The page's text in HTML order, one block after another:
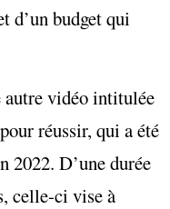
d’un budget qui
autre vidéo intitulée
réussir, qui a été
2022. D’une durée
celle-ci vise à